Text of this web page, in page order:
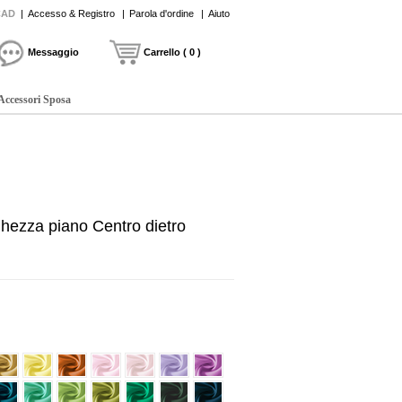
| Accesso & Registro | Parola d'ordine | Aiuto
Messaggio Carrello ( 0 )
Sposa
piano Centro dietro